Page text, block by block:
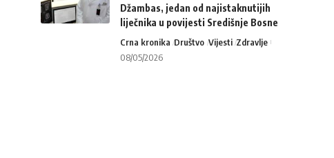
Džambas, jedan od najistaknutijih
liječnika u povijesti Središnje Bosne
Crna kronika Društvo Vijesti Zdravlje
08/05/2026